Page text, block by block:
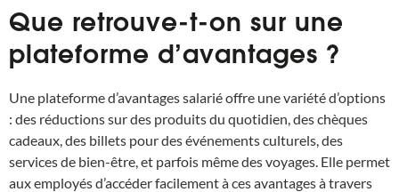
Que retrouve-t-on sur une
plateforme d’avantages ?
Une plateforme d’avantages salarié offre une variété d’options
: des réductions sur des produits du quotidien, des chèques
cadeaux, des billets pour des événements culturels, des
services de bien-être, et parfois même des voyages. Elle permet
aux employés d’accéder facilement à ces avantages à travers